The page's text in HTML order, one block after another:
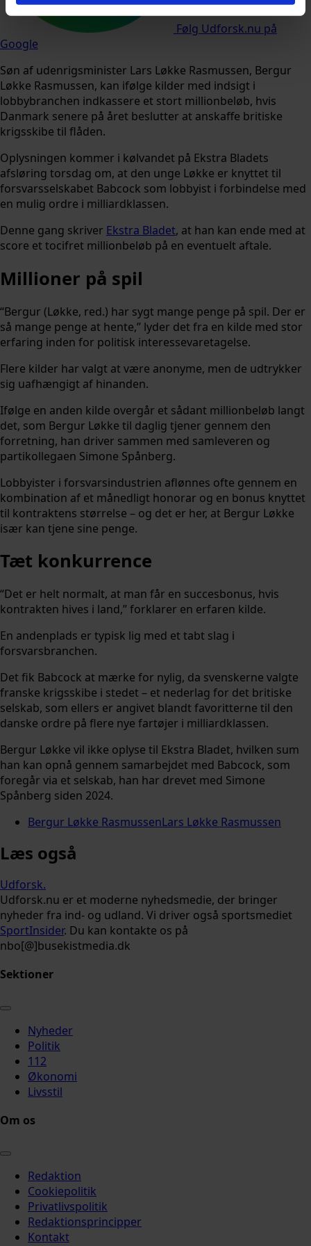
Følg Udforsk.nu på
Google
Søn af udenrigsminister Lars Løkke Rasmussen, Bergur
Løkke Rasmussen, kan ifølge kilder med indsigt i
lobbybranchen indkassere et stort millionbeløb, hvis
Danmark senere på året beslutter at anskaffe britiske
krigsskibe til flåden.
Oplysningen kommer i kølvandet på Ekstra Bladets
afsløring torsdag om, at den unge Løkke er knyttet til
forsvarsselskabet Babcock som lobbyist i forbindelse med
en mulig ordre i milliardklassen.
Denne gang skriver Ekstra Bladet, at han kan ende med at
score et tocifret millionbeløb på en eventuelt aftale.
Millioner på spil
“Bergur (Løkke, red.) har sygt mange penge på spil. Der er
så mange penge at hente,” lyder det fra en kilde med stor
erfaring inden for politisk interessevaretagelse.
Flere kilder har valgt at være anonyme, men de udtrykker
sig uafhængigt af hinanden.
Ifølge en anden kilde overgår et sådant millionbeløb langt
det, som Bergur Løkke til daglig tjener gennem den
forretning, han driver sammen med samleveren og
partikollegaen Simone Spånberg.
Lobbyister i forsvarsindustrien aflønnes ofte gennem en
kombination af et månedligt honorar og en bonus knyttet
til kontraktens størrelse – og det er her, at Bergur Løkke
især kan tjene sine penge.
Tæt konkurrence
“Det er helt normalt, at man får en succesbonus, hvis
kontrakten hives i land,” forklarer en erfaren kilde.
En andenplads er typisk lig med et tabt slag i
forsvarsbranchen.
Det fik Babcock at mærke for nylig, da svenskerne valgte
franske krigsskibe i stedet – et nederlag for det britiske
selskab, som ellers er angivet blandt favoritterne til den
danske ordre på flere nye fartøjer i milliardklassen.
Bergur Løkke vil ikke oplyse til Ekstra Bladet, hvilken sum
han kan opnå gennem samarbejdet med Babcock, som
foregår via et selskab, han har drevet med Simone
Spånberg siden 2024.
Bergur Løkke RasmussenLars Løkke Rasmussen
Læs også
Udforsk.
Udforsk.nu er et moderne nyhedsmedie, der bringer
nyheder fra ind- og udland. Vi driver også sportsmediet
SportInsider. Du kan kontakte os på
nbo[@]busekistmedia.dk
Sektioner
Nyheder
Politik
112
Økonomi
Livsstil
Om os
Redaktion
Cookiepolitik
Privatlivspolitik
Redaktionsprincipper
Kontakt